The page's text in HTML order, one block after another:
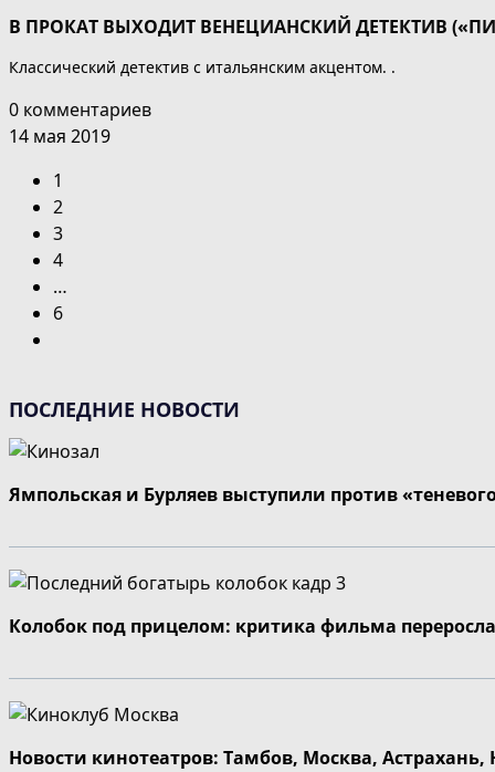
В ПРОКАТ ВЫХОДИТ ВЕНЕЦИАНСКИЙ ДЕТЕКТИВ
Классический детектив с итальянским акцентом. .
0 комментариев
14 мая 2019
1
2
3
4
…
6
страницу
ПОСЛЕДНИЕ НОВОСТИ
Ямпольская и Бурляев выступили против
Колобок под прицелом: критика фильма
Новости кинотеатров: Тамбов, Москва,